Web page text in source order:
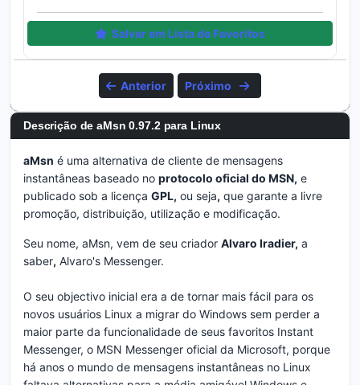
Salvar em Lista de Favoritos
Anterior Próximo
Descrição de aMsn 0.97.2 para Linux
aMsn é uma alternativa de cliente de mensagens
instantâneas baseado no protocolo oficial do MSN, e
publicado sob a licença GPL, ou seja, que garante a livre
promoção, distribuição, utilização e modificação.
Seu nome, aMsn, vem de seu criador Alvaro Iradier, a
saber, Alvaro's Messenger.
O seu objectivo inicial era a de tornar mais fácil para os
novos usuários Linux a migrar do Windows sem perder a
maior parte da funcionalidade de seus favoritos Instant
Messenger, o MSN Messenger oficial da Microsoft, porque
há anos o mundo de mensagens instantâneas no Linux